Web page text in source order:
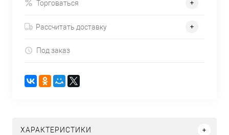
Торговаться
Рассчитать доставку
Под заказ
ХАРАКТЕРИСТИКИ